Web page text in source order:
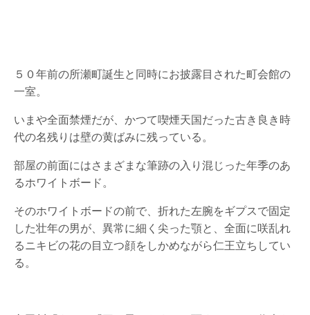
５０年前の所瀬町誕生と同時にお披露目された町会館の
一室。
いまや全面禁煙だが、かつて喫煙天国だった古き良き時
代の名残りは壁の黄ばみに残っている。
部屋の前面にはさまざまな筆跡の入り混じった年季のあ
るホワイトボード。
そのホワイトボードの前で、折れた左腕をギプスで固定
した壮年の男が、異常に細く尖った顎と、全面に咲乱れ
るニキビの花の目立つ顔をしかめながら仁王立ちしてい
る。